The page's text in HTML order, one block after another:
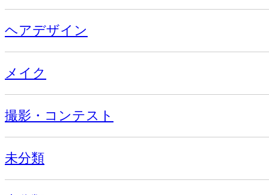
ヘアデザイン
メイク
撮影・コンテスト
未分類